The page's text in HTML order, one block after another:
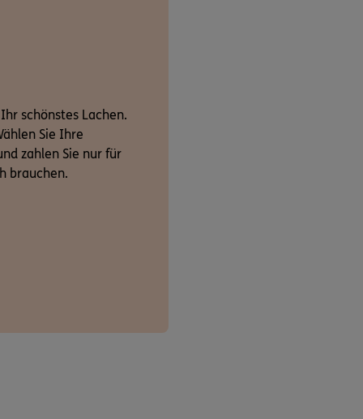
schönstes Lachen.
Sie Ihre
zahlen Sie nur für
brauchen.